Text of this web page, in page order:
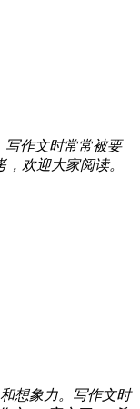
写作文时常常被要
欢迎大家阅读。
想象力。写作文时